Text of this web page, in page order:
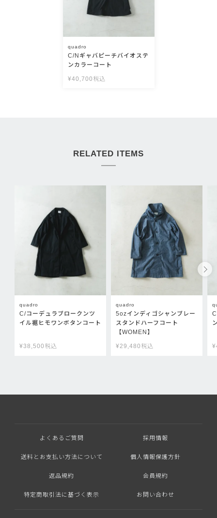
quadro
C/Nギャバピーチバイオステ
ンカラーコート
¥40,700 税込
RELATED ITEMS
quadro
C/コーデュラブロークンツ
イル裾ヒモワンボタンコート
¥38,500 税込
quadro
5ozインディゴシャンブレー
スタンドハーフコート
【WOMEN】
¥29,480 税込 ¥
よくあるご質問 採用情報
送料とお支払い方法について 個人情報保護方針
返品規約 会員規約
特定商取引法に基づく表示 お問い合わせ